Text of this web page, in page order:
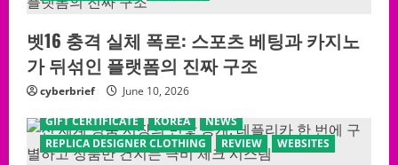
벳16 충격 실체 폭로: 스포츠 베팅과 카지노
가 뒤섞인 플랫폼의 진짜 구조
cyberbrief
June 10, 2026
GIFT CERTIFICATE
KOREA
NEWS
REPLICA DESIGNER CLOTHING
REVIEW WEBSITES